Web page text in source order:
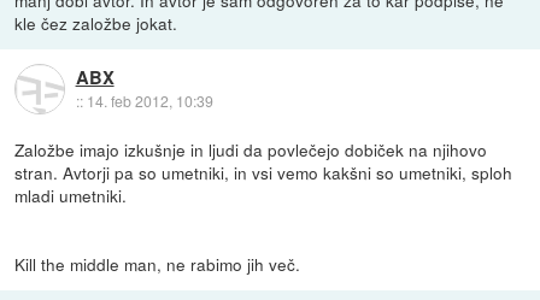
kle čez založbe jokat.
ABX
:: 14. feb 2012, 10:39
Založbe imajo izkušnje in ljudi da povlečejo dobiček na njihovo
stran. Avtorji pa so umetniki, in vsi vemo kakšni so umetniki, sploh
mladi umetniki.
Kill the middle man, ne rabimo jih več.